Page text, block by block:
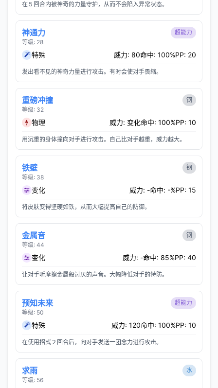
在５回合内被神奇的力量守护，从而不会陷入异常状态。
神通力
等级: 28
超能力
特殊 威力: 80命中: 100%PP: 20
发出看不见的神奇力量进行攻击。有时会使对手畏缩。
重磅冲撞
等级: 32
钢
物理 威力: 变化命中: 100%PP: 10
用沉重的身体撞向对手进行攻击。自己比对手越重，威力越大。
铁壁
等级: 38
钢
变化 威力: -命中: -%PP: 15
将皮肤变得坚硬如铁，从而大幅提高自己的防御。
金属音
等级: 44
钢
变化 威力: -命中: 85%PP: 40
让对手听摩擦金属般讨厌的声音。大幅降低对手的特防。
预知未来
等级: 50
超能力
特殊 威力: 120命中: 100%PP: 10
在使用招式２回合后，向对手发送一团念力进行攻击。
求雨
等级: 56
水